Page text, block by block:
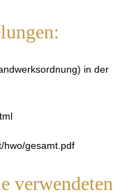
in der
hwo/gesamt.pdf
verwendeten